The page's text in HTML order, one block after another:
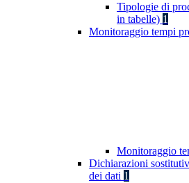
Tipologie di
in tabelle) 1
Monitoraggio tempi
Monitoraggio
Dichiarazioni
dei dati 1